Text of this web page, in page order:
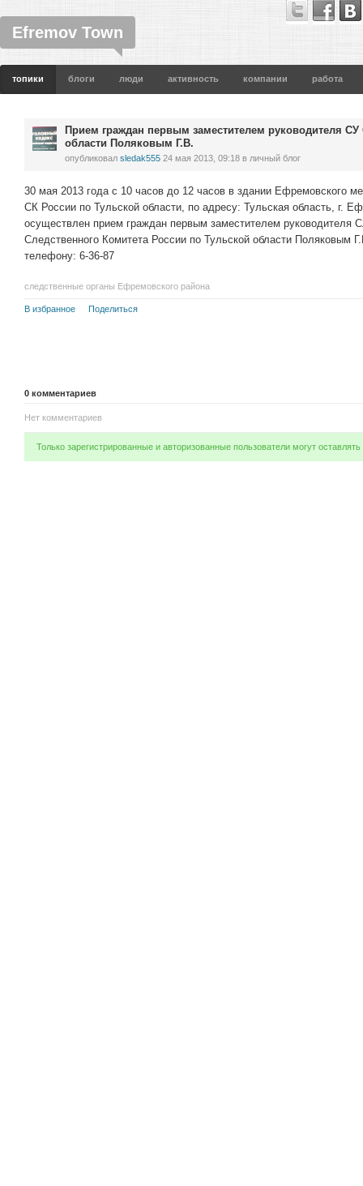
Efremov Town
топики блоги люди активность компании работа
Прием граждан первым заместителем руководителя
области Поляковым Г.В.
опубликовал sledak555 24 мая 2013, 09:18 в личный блог
30 мая 2013 года с 10 часов до 12 часов в здании Ефремовского
СК России по Тульской области, по адресу: Тульская область, г.
осуществлен прием граждан первым заместителем руководителя
Следственного Комитета России по Тульской области Поляковым
телефону: 6-36-87
следственные органы Ефремовского района
В избранное Поделиться
0 комментариев
Нет комментариев
Только зарегистрированные и авторизованные пользователи могут